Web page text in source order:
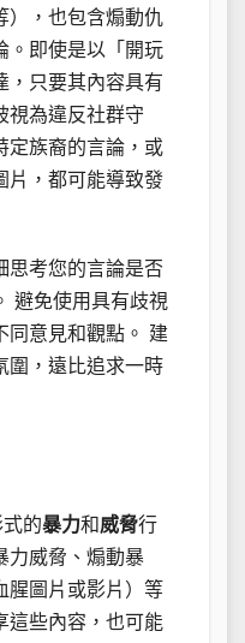
），也包含煽動仇
。即使是以「開玩
，只要其內容具有
視為違反社群守
定族裔的言論，或
片，都可能導致發
思考您的言論是否
避免使用具有歧視
同意見和觀點。 建
圍，遠比追求一時
的暴力和威脅行
力威脅、煽動暴
腥圖片或影片）等
這些內容，也可能